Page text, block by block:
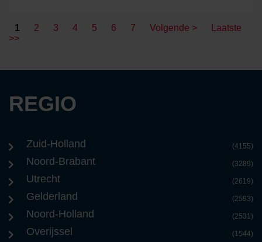
1 2 3 4 5 6 7 Volgende >
Laatste
>>
REGIO
Zuid-Holland (4155)
Noord-Brabant (3289)
Utrecht (2619)
Gelderland (2593)
Noord-Holland (2531)
Overijssel (1544)